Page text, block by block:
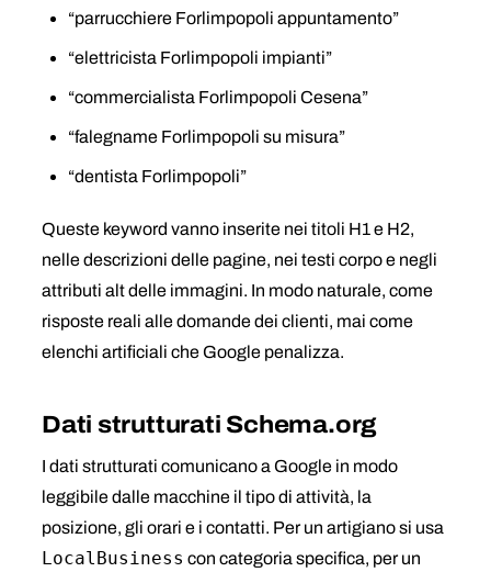
“parrucchiere Forlimpopoli appuntamento”
“elettricista Forlimpopoli impianti”
“commercialista Forlimpopoli Cesena”
“falegname Forlimpopoli su misura”
“dentista Forlimpopoli”
Queste keyword vanno inserite nei titoli H1 e H2,
nelle descrizioni delle pagine, nei testi corpo e negli
attributi alt delle immagini. In modo naturale, come
risposte reali alle domande dei clienti, mai come
elenchi artificiali che Google penalizza.
Dati strutturati Schema.org
I dati strutturati comunicano a Google in modo
leggibile dalle macchine il tipo di attività, la
posizione, gli orari e i contatti. Per un artigiano si usa
LocalBusiness con categoria specifica, per un